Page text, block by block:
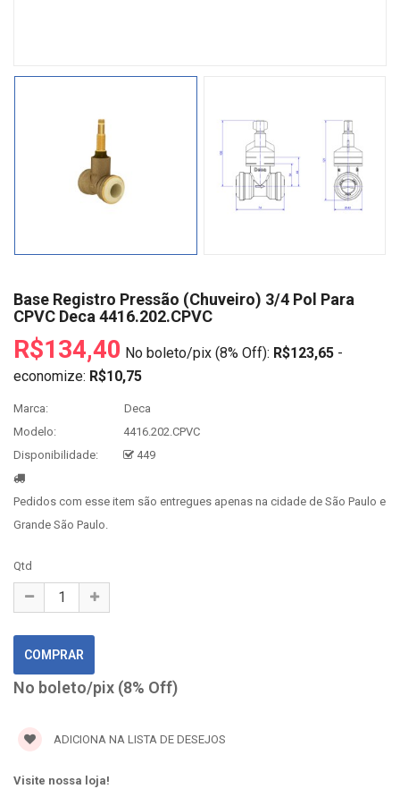
Base Registro Pressão (Chuveiro) 3/4 Pol Para
CPVC Deca 4416.202.CPVC
R$134,40 No boleto/pix (8% Off): R$123,65 -
economize: R$10,75
Marca:
Deca
Modelo:
4416.202.CPVC
Disponibilidade:
449
Pedidos com esse item são entregues apenas na cidade de São Paulo e
Grande São Paulo.
Qtd
No boleto/pix (8% Off)
ADICIONA NA LISTA DE DESEJOS
Visite nossa loja!